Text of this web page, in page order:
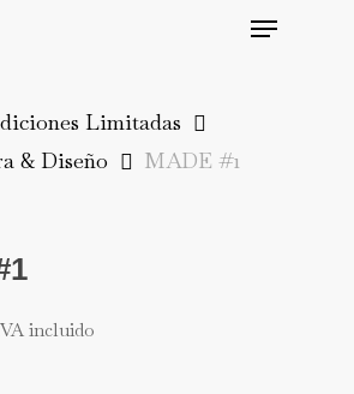
Menu
Limitadas
& Diseño
MADE #1
incluido